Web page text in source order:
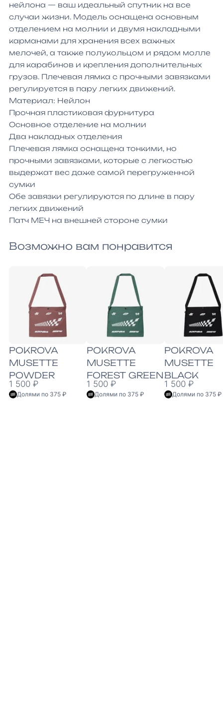
нейлона — ваш идеальный спутник на все
случаи жизни. Модель оснащена основным
отделением на молнии и двумя накладными
карманами для хранения всех важных
мелочей, а также полукольцом и рядом молле
для карабинов и крепления дополнительных
грузов. Плечевая лямка с прочными завязками
регулируется в пару легких движений.
Материал: Нейлон
Прочная пластиковая фурнитура
Основное отделение на молнии
Два накладных отделения
Плечевая лямка оснащена тонкими, но
прочными завязками, которые с легкостью
выдержат вес даже самой перегруженной
сумки
Обе завязки регулируются по длине в пару
легких движений
Патч МЕЧ на внешней стороне сумки
Возможно вам понравится
POKROVA
MUSETTE
POWDER
1 500 ₽
Долями по 375 ₽
POKROVA
MUSETTE
FOREST GREEN
1 500 ₽
Долями по 375 ₽
POKROVA
MUSETTE
BLACK
1 500 ₽
Долями по 375 ₽